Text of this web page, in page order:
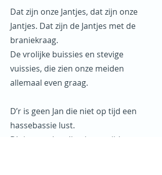
Dat zijn onze Jantjes, dat zijn onze
Jantjes. Dat zijn de Jantjes met de
braniekraag.
De vrolijke buissies en stevige
vuissies, die zien onze meiden
allemaal even graag.
D’r is geen Jan die niet op tijd een
hassebassie lust.
D’r is geen Jan die niet op tijd een